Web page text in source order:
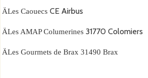
ÄLes Caouecs CE Airbus
ÄLes AMAP Columerines 31770 Colomiers
ÄLes Gourmets de Brax 31490 Brax